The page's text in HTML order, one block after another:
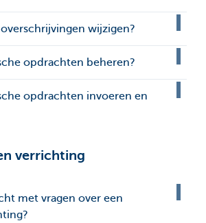
wijzigen?
opdrachten beheren?
opdrachten invoeren en
verrichting
met vragen over een